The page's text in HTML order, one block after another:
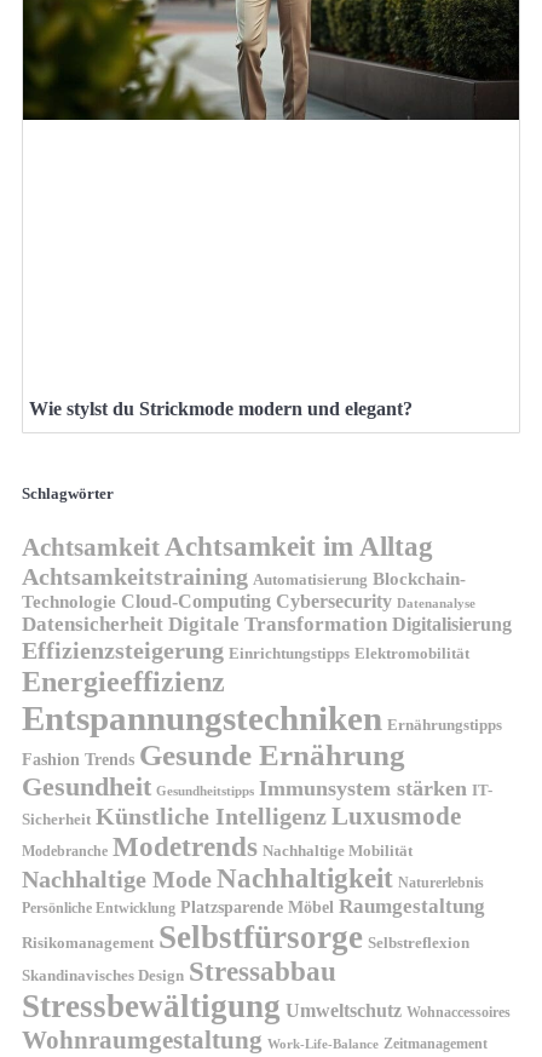
Wie stylst du Strickmode modern und elegant?
Schlagwörter
AchtsamkeitAchtsamkeit im Alltag
Achtsamkeitstraining Automatisierung Blockchain-
Technologie Cloud-Computing Cybersecurity Datenanalyse
Datensicherheit Digitale Transformation Digitalisierung
Effizienzsteigerung Einrichtungstipps Elektromobilität
Energieeffizienz
Entspannungstechniken Ernährungstipps
Fashion Trends Gesunde Ernährung
Gesundheit Gesundheitstipps Immunsystem stärken IT-
Sicherheit Künstliche IntelligenzLuxusmode
Modebranche Modetrends Nachhaltige Mobilität
Nachhaltige ModeNachhaltigkeit Naturerlebnis
Persönliche Entwicklung Platzsparende Möbel Raumgestaltung
Risikomanagement Selbstfürsorge Selbstreflexion
Skandinavisches Design Stressabbau
Stressbewältigung Umweltschutz Wohnaccessoires
Wohnraumgestaltung Work-Life-Balance Zeitmanagement